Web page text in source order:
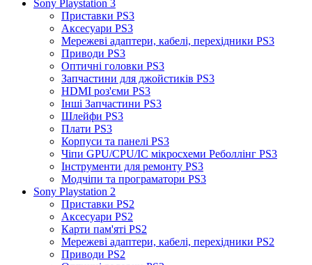
Sony Playstation 3
Приставки PS3
Аксесуари PS3
Мережеві адаптери, кабелі, перехідники PS3
Приводи PS3
Оптичні головки PS3
Запчастини для джойстиків PS3
HDMI роз'єми PS3
Інші Запчастини PS3
Шлейфи PS3
Плати PS3
Корпуси та панелі PS3
Чіпи GPU/CPU/IC мікросхеми Реболлінг PS3
Інструменти для ремонту PS3
Модчіпи та програматори PS3
Sony Playstation 2
Приставки PS2
Аксесуари PS2
Карти пам'яті PS2
Мережеві адаптери, кабелі, перехідники PS2
Приводи PS2